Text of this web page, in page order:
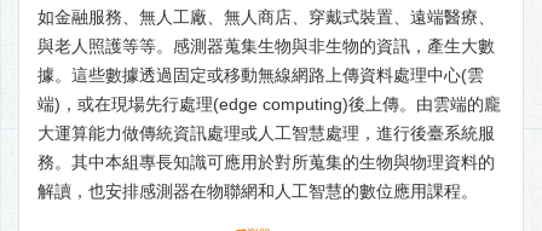
如金融服務、無人工廠、無人商店、穿戴式裝置、遠端醫療、
與老人照護等等。感測器蒐集生物與非生物的資訊，產生大數
據。這些數據透過固定或移動無線網路上傳資料處理中心(雲
端)，或在現場先行處理(edge computing)後上傳。由雲端的龐
大運算能力做傳統資訊處理或人工智慧處理，進行後臺系統服
務。其中本組專長知識可應用於對所蒐集的生物與物理資料的
解讀，也安排感測器在物聯網和人工智慧的數位應用課程。